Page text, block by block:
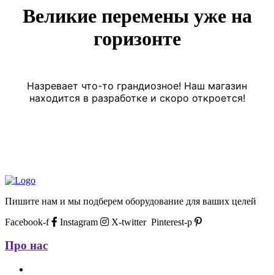
Великие перемены уже на
горизонте
Назревает что-то грандиозное! Наш магазин
находится в разработке и скоро откроется!
Пишите нам и мы подберем оборудование для ваших целей
Facebook-f
Instagram X-twitter Pinterest-p
Про нас